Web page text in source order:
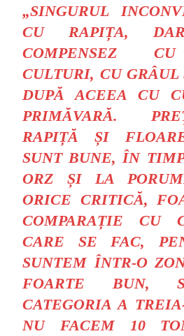
„SINGURUL
CU RAPIȚA,
COMPENSEZ
CULTURI, CU
DUPĂ ACEEA CU
PRIMĂVARĂ.
RAPIȚĂ ȘI
SUNT BUNE, ÎN
ORZ ȘI LA
ORICE CRITICĂ,
COMPARAȚIE CU
CARE SE FAC,
SUNTEM ÎNTR-O
FOARTE BUN,
CATEGORIA A
NU FACEM 10